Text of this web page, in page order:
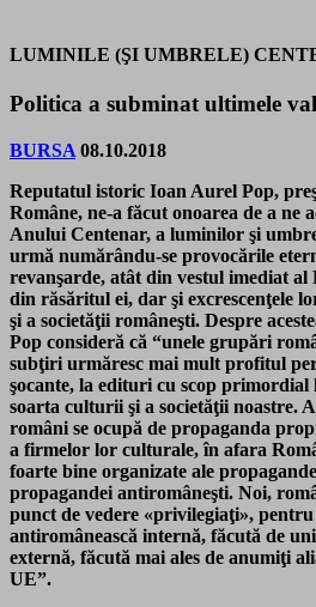
LUMINILE (ŞI UMBRELE)
Politica a subminat ultimele
BURSA 08.10.2018
Reputatul istoric Ioan Aurel Pop,
Române, ne-a făcut onoarea de a ne
Anului Centenar, a luminilor şi
urmă numărându-se provocările
revanşarde, atât din vestul imediat al
din răsăritul ei, dar şi excrescenţele
şi a societăţii româneşti. Despre
Pop consideră că “unele grupări
subţiri urmăresc mai mult profitul
şocante, la edituri cu scop
soarta culturii şi a societăţii noastre.
români se ocupă de propaganda
a firmelor lor culturale, în afara
foarte bine organizate ale
propagandei antiromâ­neşti. Noi,
punct de vedere «privilegiaţi»,
antiromânească internă, făcută de
externă, făcută mai ales de anumiţi
UE”.